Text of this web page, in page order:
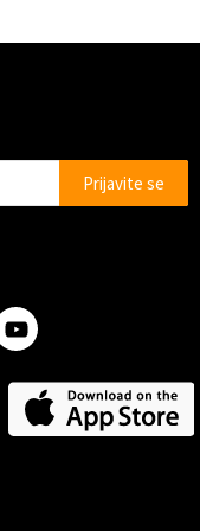
Prijavite se